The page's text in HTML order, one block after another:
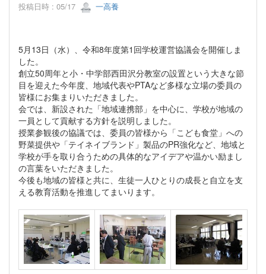
投稿日時 : 05/17 一高養
5月13日（水）、令和8年度第1回学校運営協議会を開催しま
した 。
創立50周年と小・中学部西田沢分教室の設置と いう大きな節
目を迎えた今年度、地域代表やPTAなど多様な立場の委員の
皆様にお集まりいただきました 。
会では、新設された「地域連携部」を中心に、学校が地域の
一員として貢献する方針を説明しました 。
授業参観後の協議では、委員の皆様から「こども食堂」への
野菜提供や 「テイネイブランド」製品のPR強化など、地域と
学校が手を取り合うための具体的なアイデアや温かい励まし
の言葉をいただきました 。
今後も地域の皆様と共に、生徒一人ひとりの成長と自立を支
える教育活動を推進してまいります。